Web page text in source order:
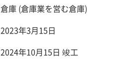
倉庫 (倉庫業を営む倉庫)
2023年3月15日
2024年10月15日 竣工